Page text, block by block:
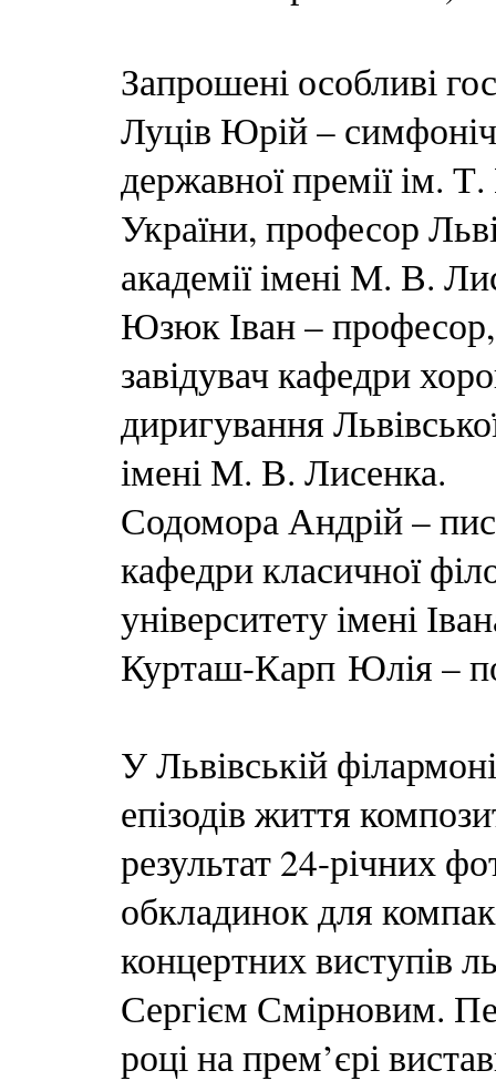
Запрошені особливі
Луців Юрій –
державної премії ім.
України, професор
академії імені М. В.
Юзюк Іван –
завідувач кафедри
диригування
імені М. В. Лисенка.
Содомора Андрій –
кафедри класичної
університету імені
Курташ-Карп Юлія –
У Львівській
епізодів життя
результат 24-річних
обкладинок для
концертних виступів
Сергієм Смірновим.
році на прем’єрі